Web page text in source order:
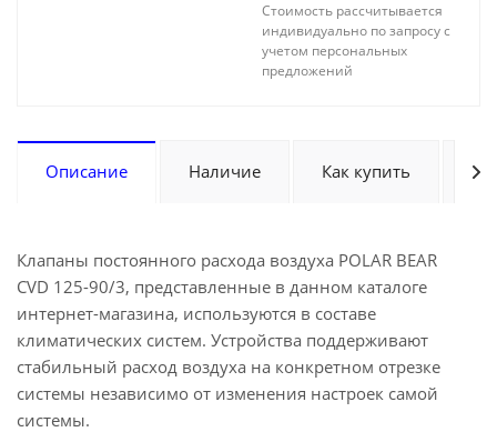
Стоимость рассчитывается
индивидуально по запросу с
учетом персональных
предложений
Описание Наличие Как купить
Клапаны постоянного расхода воздуха POLAR BEAR
CVD 125-90/3, представленные в данном каталоге
интернет-магазина, используются в составе
климатических систем. Устройства поддерживают
стабильный расход воздуха на конкретном отрезке
системы независимо от изменения настроек самой
системы.